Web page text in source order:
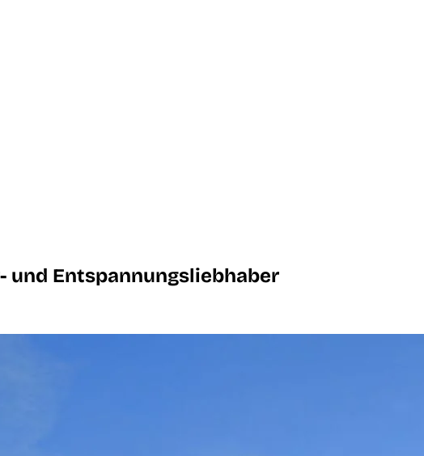
und Entspannungsliebhaber